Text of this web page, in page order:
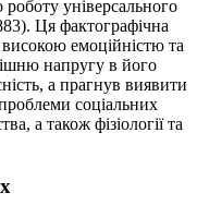
роботу універсального
Ця фактографічна
емоційністю та
напругу в його
а прагнув виявити
соціальних
а також фізіології та